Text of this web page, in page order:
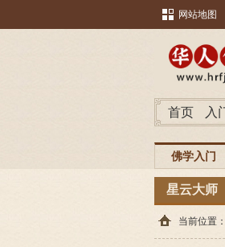
网站地图
首页 入
佛学入门
星云大师
当前位置：